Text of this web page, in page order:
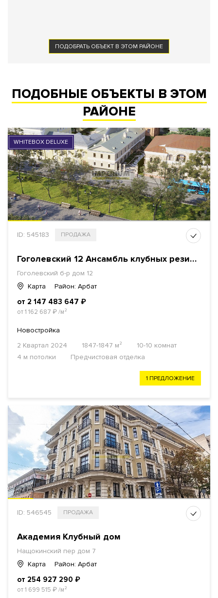
ПОДОБРАТЬ ОБЪЕКТ В ЭТОМ РАЙОНЕ
ПОДОБНЫЕ ОБЪЕКТЫ В ЭТОМ
РАЙОНЕ
WHITEBOX DELUXE
ID: 545183 ПРОДАЖА
Гоголевский 12 Ансамбль клубных резиденций
Гоголевский б-р дом 12
Карта
Район: Арбат
от 2 147 483 647 ₽
от 1 162 687 ₽/м²
Новостройка
2 Квартал 2024
1847-1847 м²
10-10 комнат
4 м потолки
Предчистовая отделка
1 ПРЕДЛОЖЕНИЕ
ID: 546545 ПРОДАЖА
Академия Клубный дом
Нащокинский пер дом 7
Карта
Район: Арбат
от 254 927 290 ₽
от 1 699 515 ₽/м²